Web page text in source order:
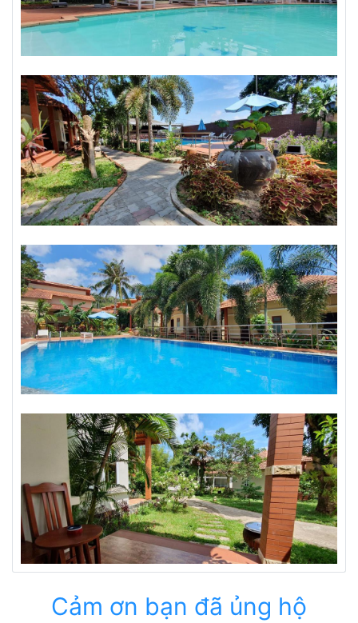
Cảm ơn bạn đã ủng hộ